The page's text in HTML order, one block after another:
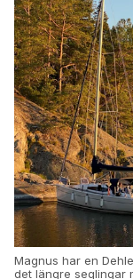
Magnus har en
det längre seglingar